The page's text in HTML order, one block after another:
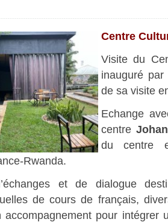
Centre
Visite du
inauguré
de sa visite
Echange
centre
du centre
Rwanda.
et de dialogue
de cours de français,
accompagnement pour intégrer